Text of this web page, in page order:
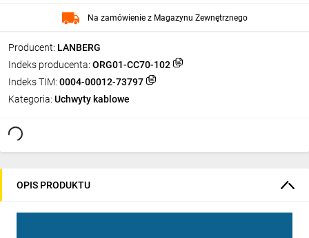
Producent: LANBERG
Indeks producenta: ORG01-CC70-102
Indeks TIM: 0004-00012-73797
Kategoria: Uchwyty kablowe
Na zamówienie z Magazynu Zewnętrznego
OPIS PRODUKTU